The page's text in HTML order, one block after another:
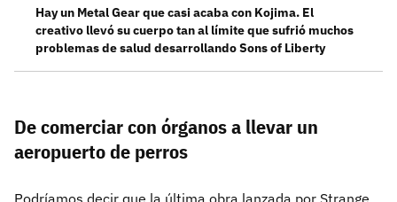
Hay un Metal Gear que casi acaba con Kojima. El
creativo llevó su cuerpo tan al límite que sufrió muchos
problemas de salud desarrollando Sons of Liberty
De comerciar con órganos a llevar un
aeropuerto de perros
Podríamos decir que la última obra lanzada por Strange